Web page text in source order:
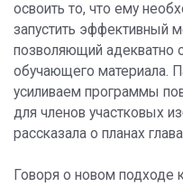
освоить то, что ему
запустить эффективный
позволяющий адекватно
обучающего материала.
усиливаем программы
для членов участковых
рассказала о планах
Говоря о новом подходе